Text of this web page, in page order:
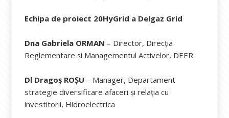
Echipa de proiect 20HyGrid a Delgaz Grid
Dna Gabriela ORMAN – Director, Direcția
Reglementare și Managementul Activelor, DEER
Dl Dragoș ROȘU – Manager, Departament
strategie diversificare afaceri și relația cu
investitorii, Hidroelectrica